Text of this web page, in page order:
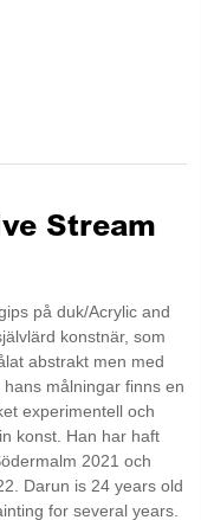
Stream
på duk/Acrylic and
konstnär, som
abstrakt men med
målningar finns en
experimentell och
konst. Han har haft
2021 och
Darun is 24 years old
for several years.